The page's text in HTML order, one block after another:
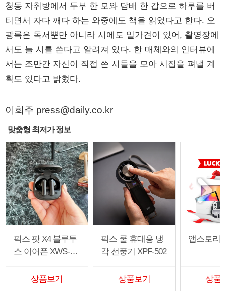
청동 자취방에서 두부 한 모와 담배 한 갑으로 하루를 버
티면서 자다 깨다 하는 와중에도 책을 읽었다고 한다. 오
광록은 독서뿐만 아니라 시에도 일가견이 있어, 촬영장에
서도 늘 시를 쓴다고 알려져 있다. 한 매체와의 인터뷰에
서는 조만간 자신이 직접 쓴 시들을 모아 시집을 펴낼 계
획도 있다고 밝혔다.
이희주 press@daily.co.kr
맞춤형 최저가 정보
픽스 팟 X4 블루투
스 이어폰 XWS-30
상품보기
픽스 쿨 휴대용 냉
각 선풍기 XPF-502
상품보기
앱스토리
상품